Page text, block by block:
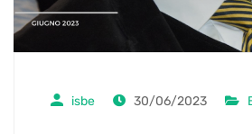
isbe 30/06/2023